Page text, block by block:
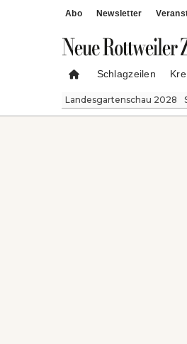
Abo Newsletter
Schlagzeilen
Landesgartenschau 2028